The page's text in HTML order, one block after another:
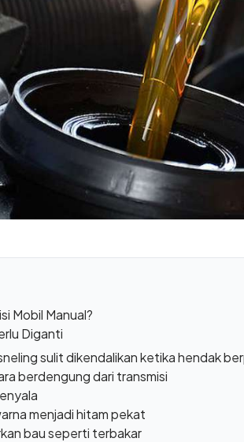
Mobil Manual?
Diganti
sulit dikendalikan ketika hendak
berdengung dari transmisi
menjadi hitam pekat
bau seperti terbakar